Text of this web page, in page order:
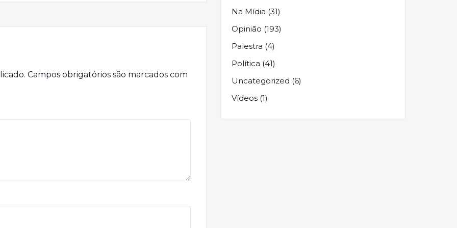
Campos obrigatórios são marcados com
Na Mídia (31)
Opinião (193)
Palestra (4)
Política (41)
Uncategorized (6)
Vídeos (1)